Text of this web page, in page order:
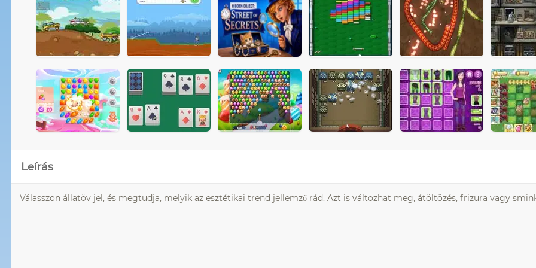
Leírás
Válasszon állatöv jel, és megtudja, melyik az esztétikai trend jellemző rád. Azt is változhat meg, átöltözés, frizura vagy